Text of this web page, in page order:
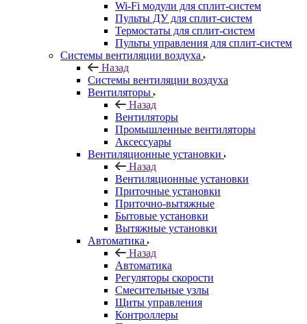
Wi-Fi модули для сплит-систем
Пульты ДУ для сплит-систем
Термостаты для сплит-систем
Пульты управления для сплит-систем
Системы вентиляции воздуха
Назад
Системы вентиляции воздуха
Вентиляторы
Назад
Вентиляторы
Промышленные вентиляторы
Аксессуары
Вентиляционные установки
Назад
Вентиляционные установки
Приточные установки
Приточно-вытяжные
Бытовые установки
Вытяжные установки
Автоматика
Назад
Автоматика
Регуляторы скорости
Смесительные узлы
Щиты управления
Контроллеры